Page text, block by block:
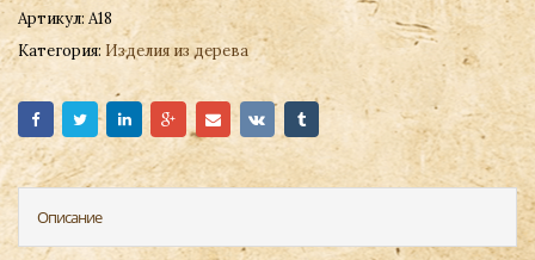
Артикул: А18
Категория: Изделия из дерева
Описание